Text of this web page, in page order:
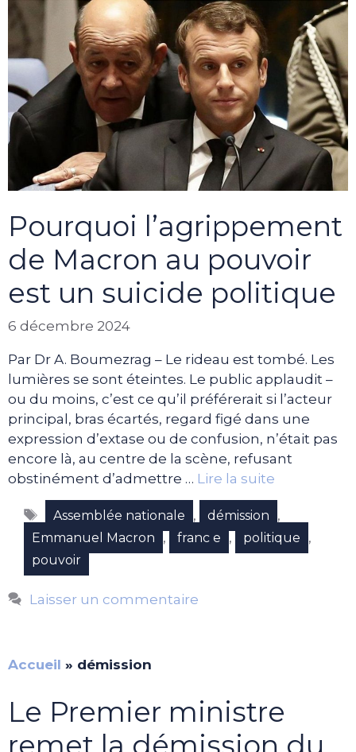
Pourquoi l’agrippement
de Macron au pouvoir
est un suicide politique
6 décembre 2024
Par Dr A. Boumezrag – Le rideau est tombé. Les
lumières se sont éteintes. Le public applaudit –
ou du moins, c’est ce qu’il préférerait si l’acteur
principal, bras écartés, regard figé dans une
expression d’extase ou de confusion, n’était pas
encore là, au centre de la scène, refusant
obstinément d’admettre … Lire la suite
Étiquettes
Assemblée nationale , démission ,
Emmanuel Macron , franc e , politique ,
pouvoir
Laisser un commentaire
Accueil » démission
Le Premier ministre
remet la démission du